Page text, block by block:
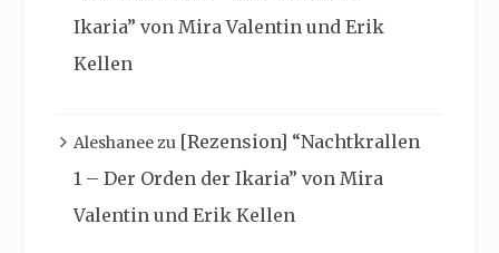
Ikaria” von Mira Valentin und Erik
Kellen
Aleshaneezu [Rezension] “Nachtkrallen
1 – Der Orden der Ikaria” von Mira
Valentin und Erik Kellen